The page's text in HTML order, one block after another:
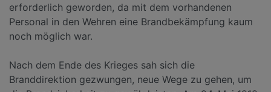
erforderlich geworden, da mit dem vorhandenen
Personal in den Wehren eine Brandbekämpfung kaum
noch möglich war.
Nach dem Ende des Krieges sah sich die
Branddirektion gezwungen, neue Wege zu gehen, um